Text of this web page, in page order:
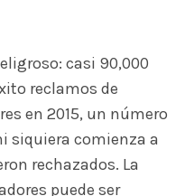
casi 90,000
reclamos de
en 2015, un número
siquiera comienza a
rechazados. La
puede ser